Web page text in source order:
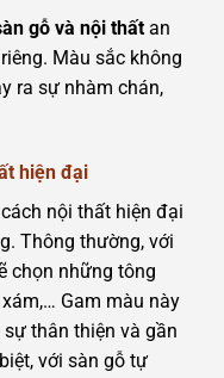
gỗ và nội thất an
Màu sắc không
ra sự nhàm chán,
hiện đại
nội thất hiện đại
Thông thường, với
chọn những tông
Gam màu này
thân thiện và gần
với sàn gỗ tự